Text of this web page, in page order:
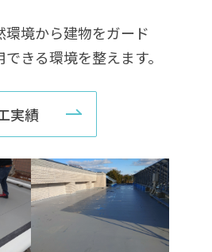
境から建物をガード
きる環境を整えます。
実績